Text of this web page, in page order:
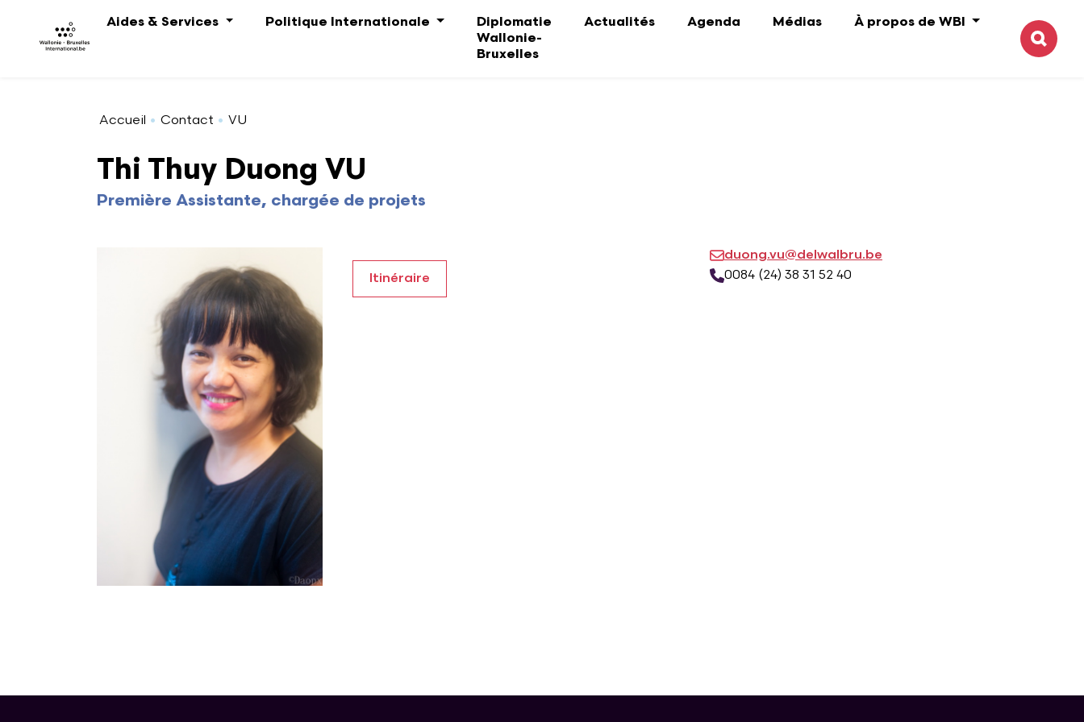
Aides & Services
Politique Internationale
Diplomatie
Wallonie-
Bruxelles
Actualités Agenda Médias
À propos de WBI
Accueil Contact VU
Thi Thuy Duong VU
Première Assistante, chargée de projets
Itinéraire
duong.vu@delwalbru.be
0084 (24) 38 31 52 40